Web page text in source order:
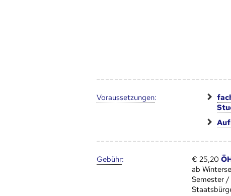
Voraus­setzungen:
Gebühr: € 25,20
ab
Semester